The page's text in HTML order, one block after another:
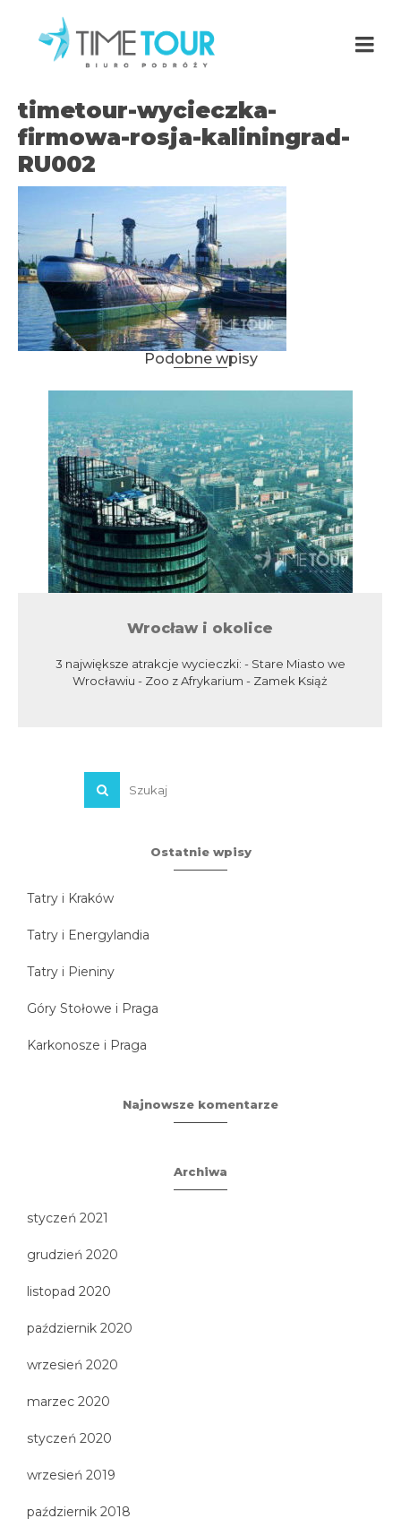
timetour-wycieczka-
firmowa-rosja-kaliningrad-
RU002
Podobne wpisy
Wrocław i okolice
3 największe atrakcje wycieczki: - Stare Miasto we
Wrocławiu - Zoo z Afrykarium - Zamek Książ
Ostatnie wpisy
Tatry i Kraków
Tatry i Energylandia
Tatry i Pieniny
Góry Stołowe i Praga
Karkonosze i Praga
Najnowsze komentarze
Archiwa
styczeń 2021
grudzień 2020
listopad 2020
październik 2020
wrzesień 2020
marzec 2020
styczeń 2020
wrzesień 2019
październik 2018